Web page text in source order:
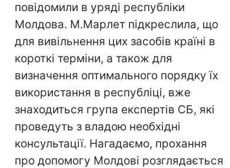
повідомили в уряді республіки
Молдова. М.Марлет підкреслила, що
для вивільнення цих засобів країні в
короткі терміни, а також для
визначення оптимального порядку їх
використання в республіці, вже
знаходиться група експертів СБ, які
проведуть з владою необхідні
консультації. Нагадаємо, прохання
про допомогу Молдові розглядається